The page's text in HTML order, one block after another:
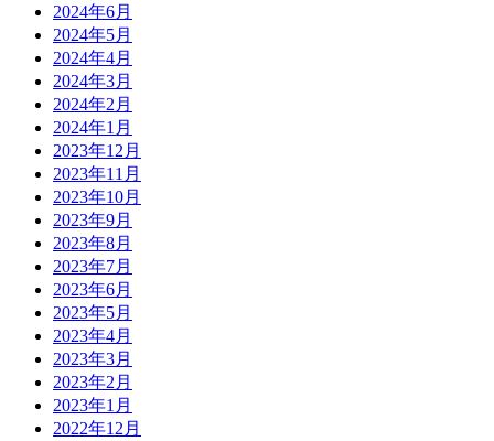
2024年6月
2024年5月
2024年4月
2024年3月
2024年2月
2024年1月
2023年12月
2023年11月
2023年10月
2023年9月
2023年8月
2023年7月
2023年6月
2023年5月
2023年4月
2023年3月
2023年2月
2023年1月
2022年12月